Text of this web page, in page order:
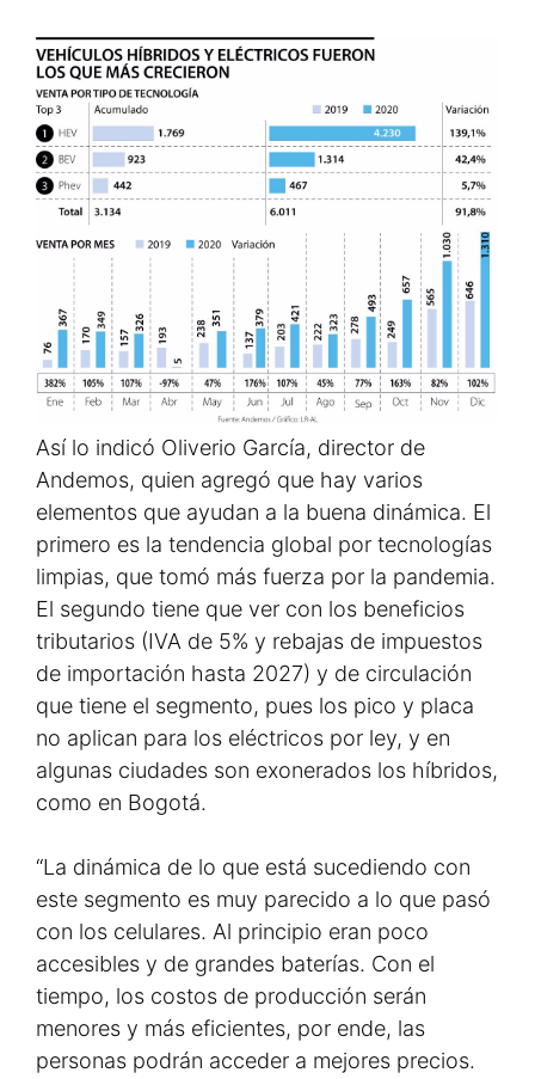
Así lo indicó Oliverio García, director de
Andemos, quien agregó que hay varios
elementos que ayudan a la buena dinámica. El
primero es la tendencia global por tecnologías
limpias, que tomó más fuerza por la pandemia.
El segundo tiene que ver con los beneficios
tributarios (IVA de 5% y rebajas de impuestos
de importación hasta 2027) y de circulación
que tiene el segmento, pues los pico y placa
no aplican para los eléctricos por ley, y en
algunas ciudades son exonerados los híbridos,
como en Bogotá.
“La dinámica de lo que está sucediendo con
este segmento es muy parecido a lo que pasó
con los celulares. Al principio eran poco
accesibles y de grandes baterías. Con el
tiempo, los costos de producción serán
menores y más eficientes, por ende, las
personas podrán acceder a mejores precios.